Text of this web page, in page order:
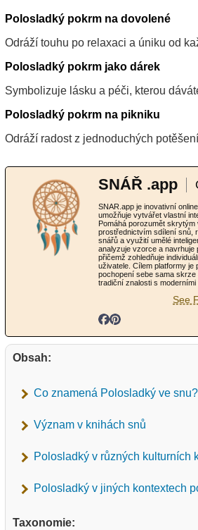
Polosladký pokrm na dovolené
Odráží touhu po relaxaci a úniku od
Polosladký pokrm jako dárek
Symbolizuje lásku a péči, kterou
Polosladký pokrm na pikniku
Odráží radost z jednoduchých
SNÁŘ .app
SNAR.app je inovativní
umožňuje vytvářet vlastní
Pomáhá porozumět
prostřednictvím sdílení snů,
snářů a využití umělé
analyzuje vzorce a navrhuje
přičemž zohledňuje
uživatele. Cílem platformy je
pochopení sebe sama
tradiční znalosti s moderními
See
Obsah:
Co znamená Polosladký ve snu?
Význam v knihách snů
Polosladký v různých kulturních
Polosladký v jiných kontextech
Taxonomie: